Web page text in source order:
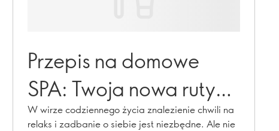
Przepis na domowe
SPA: Twoja nowa rutyna
pod prysznicem.
W wirze codziennego życia znalezienie chwili na
relaks i zadbanie o siebie jest niezbędne. Ale nie